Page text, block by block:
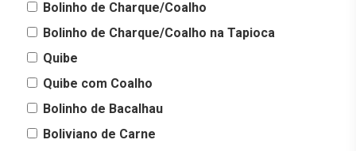
Bolinho de Charque/Coalho
Bolinho de Charque/Coalho na Tapioca
Quibe
Quibe com Coalho
Bolinho de Bacalhau
Boliviano de Carne